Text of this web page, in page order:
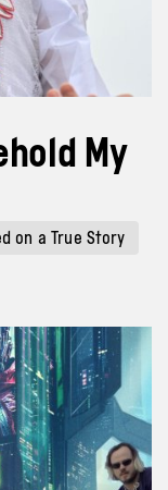
My
on a True Story